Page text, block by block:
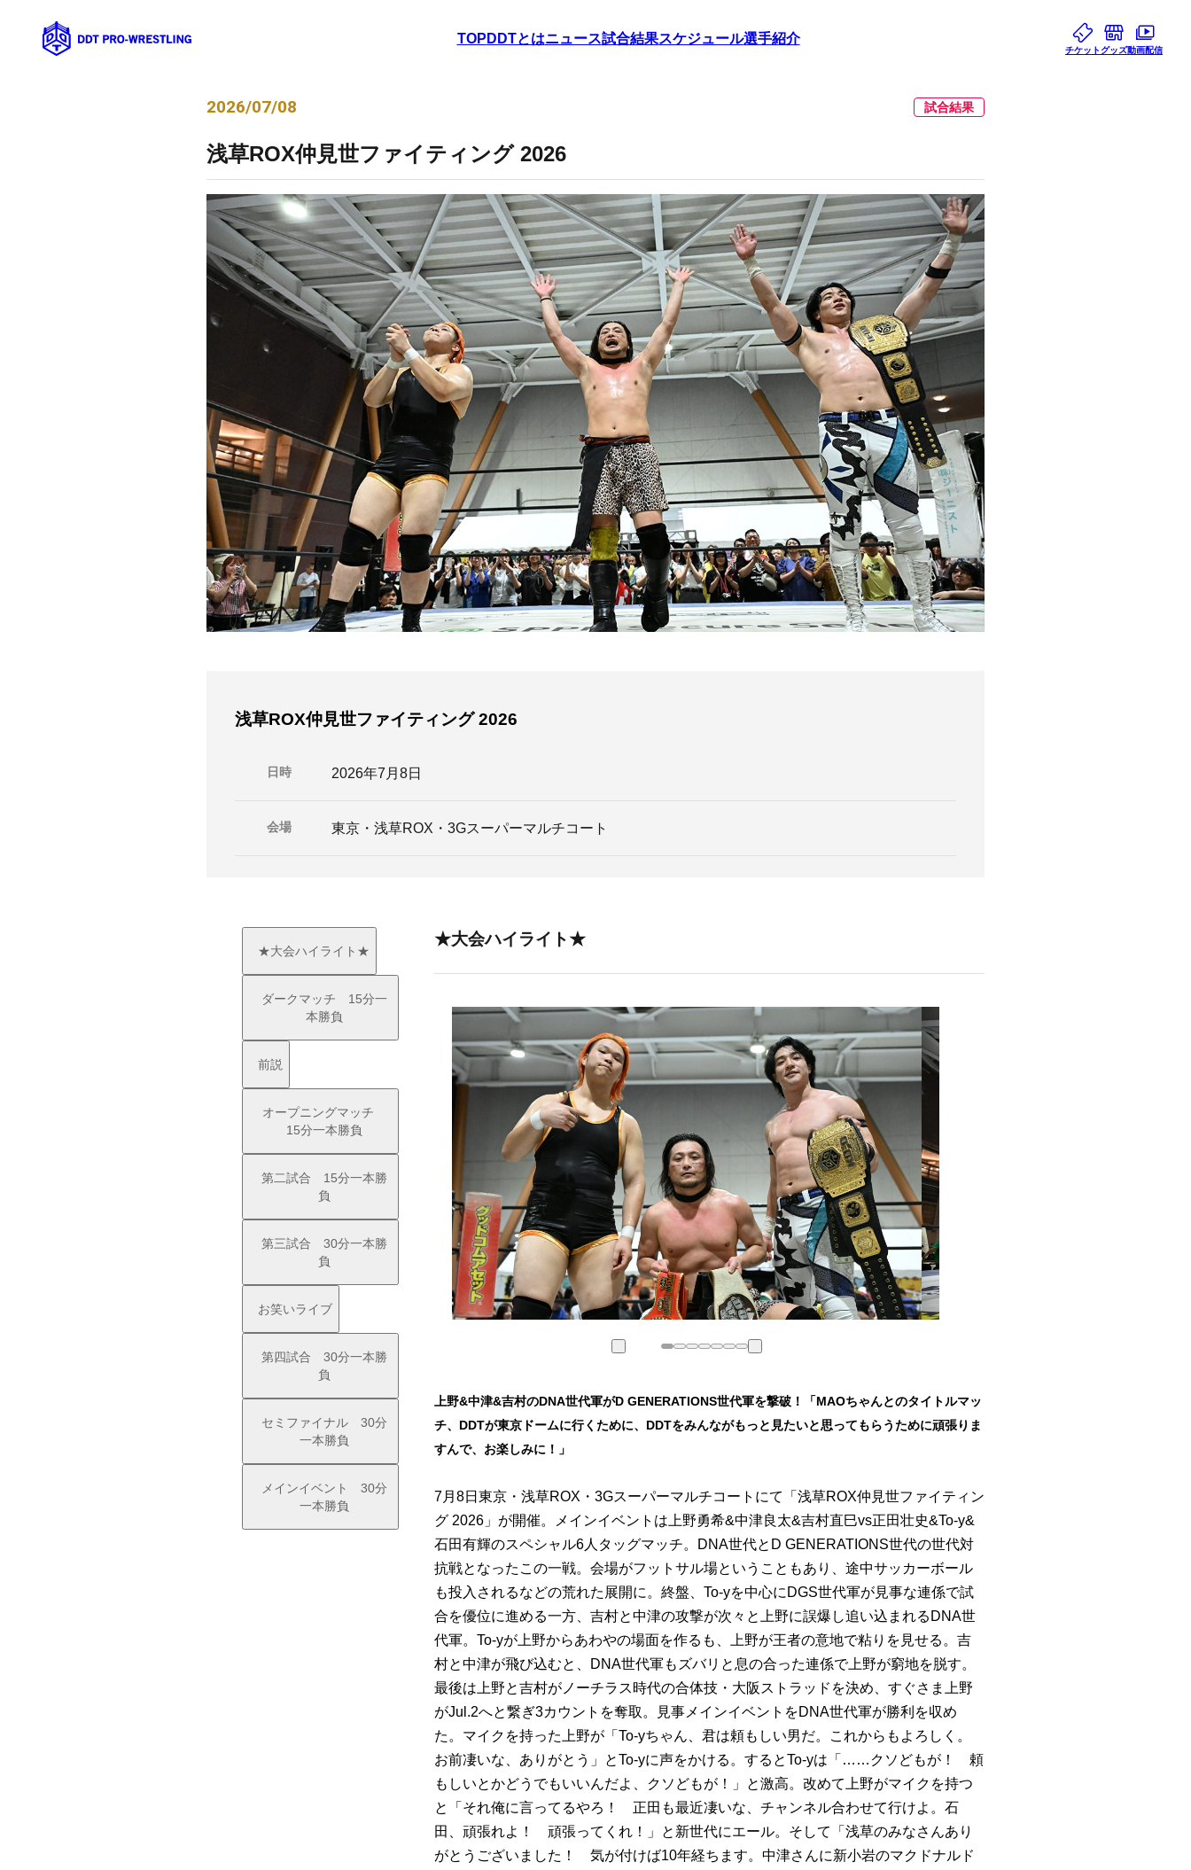
TOP DDTとはニュース試合結果スケジュール選手紹介
チケット グッズ動画配信
2026/07/08 試合結果
浅草ROX仲見世ファイティング 2026
浅草ROX仲見世ファイティング 2026
日時 2026年7月8日
会場 東京・浅草ROX・3Gスーパーマルチコート
★大会ハイライト★
ダークマッチ 15分一
本勝負
前説
オープニングマッチ
15分一本勝負
第二試合 15分一本勝
負
第三試合 30分一本勝
負
お笑いライブ
第四試合 30分一本勝
負
セミファイナル 30分
一本勝負
メインイベント 30分
一本勝負
★大会ハイライト★
上野&中津&吉村のDNA世代軍がD GENERATIONS世代軍を撃破！「MAOちゃんとのタイトルマッ
チ、DDTが東京ドームに行くために、DDTをみんながもっと見たいと思ってもらうために頑張りま
すんで、お楽しみに！」
7月8日東京・浅草ROX・3Gスーパーマルチコートにて「浅草ROX仲見世ファイティン
グ 2026」が開催。メインイベントは上野勇希&中津良太&吉村直巳vs正田壮史&To-y&
石田有輝のスペシャル6人タッグマッチ。DNA世代とD GENERATIONS世代の世代対
抗戦となったこの一戦。会場がフットサル場ということもあり、途中サッカーボール
も投入されるなどの荒れた展開に。終盤、To-yを中心にDGS世代軍が見事な連係で試
合を優位に進める一方、吉村と中津の攻撃が次々と上野に誤爆し追い込まれるDNA世
代軍。To-yが上野からあわやの場面を作るも、上野が王者の意地で粘りを見せる。吉
村と中津が飛び込むと、DNA世代軍もズバリと息の合った連係で上野が窮地を脱す。
最後は上野と吉村がノーチラス時代の合体技・大阪ストラッドを決め、すぐさま上野
がJul.2へと繋ぎ3カウントを奪取。見事メインイベントをDNA世代軍が勝利を収め
た。マイクを持った上野が「To-yちゃん、君は頼もしい男だ。これからもよろしく。
お前凄いな、ありがとう」とTo-yに声をかける。するとTo-yは「……クソどもが！ 頼
もしいとかどうでもいいんだよ、クソどもが！」と激高。改めて上野がマイクを持つ
と「それ俺に言ってるやろ！ 正田も最近凄いな、チャンネル合わせて行けよ。石
田、頑張れよ！ 頑張ってくれ！」と新世代にエール。そして「浅草のみなさんあり
がとうございました！ 気が付けば10年経ちます。中津さんに新小岩のマクドナルド